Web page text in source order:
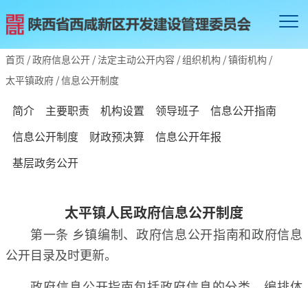
首页 /政府信息公开 / 法定主动公开内容 /组织机构 /镇街机构 /
太平镇政府 /信息公开制度
简介 主要职责 机构设置 领导班子
信息公开指南
信息公开制度
财政预决算
信息公开年报
基层政务公开
太平镇人民政府信息公开制度
第一条 乡镇编制、政府信息公开指南和政府信息
公开目录及时更新。